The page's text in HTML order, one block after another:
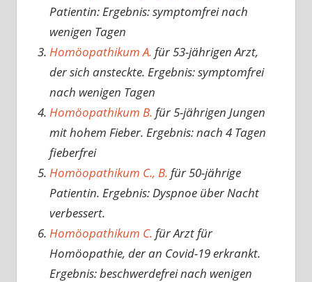
Patientin: Ergebnis: symptomfrei nach
wenigen Tagen
Homöopathikum A. für 53-jährigen Arzt,
der sich ansteckte. Ergebnis: symptomfrei
nach wenigen Tagen
Homöopathikum B. für 5-jährigen Jungen
mit hohem Fieber. Ergebnis: nach 4 Tagen
fieberfrei
Homöopathikum C., B. für 50-jährige
Patientin. Ergebnis: Dyspnoe über Nacht
verbessert.
Homöopathikum C. für Arzt für
Homöopathie, der an Covid-19 erkrankt.
Ergebnis: beschwerdefrei nach wenigen